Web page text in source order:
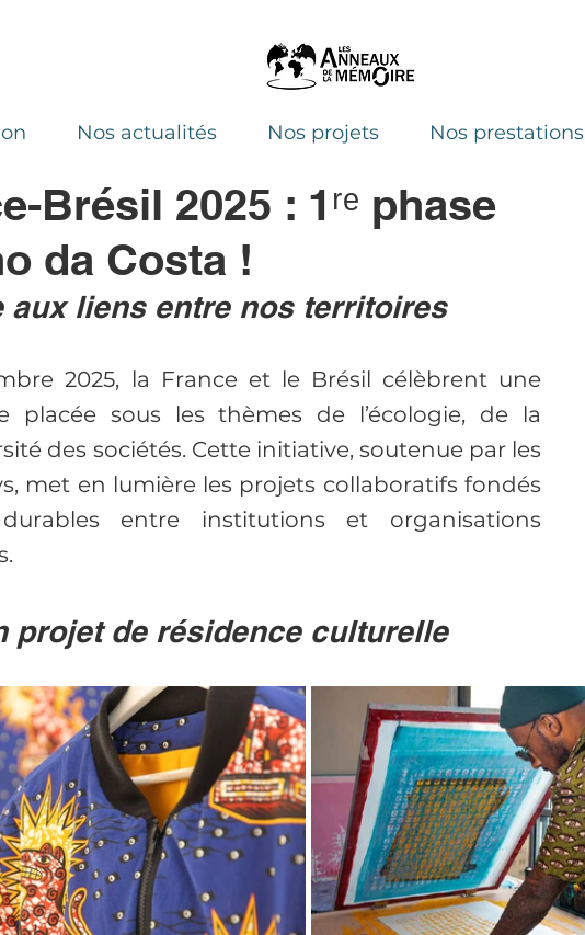
Nos actualités Nos projets Nos prestations
Brésil 2025 : 1ʳᵉ phase
da Costa !
aux liens entre nos territoires
placée sous les thèmes de l’écologie, de la
des sociétés. Cette initiative, soutenue par les
met en lumière les projets collaboratifs fondés
entre institutions et organisations
projet de résidence culturelle